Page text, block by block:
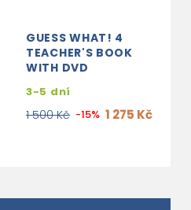
GUESS WHAT! 4
TEACHER'S BOOK
WITH DVD
3-5 dní
1 500 Kč -15% 1 275 Kč